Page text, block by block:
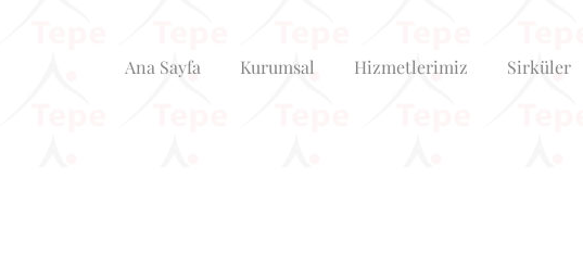
Ana Sayfa Kurumsal Hizmetlerimiz Sirküler